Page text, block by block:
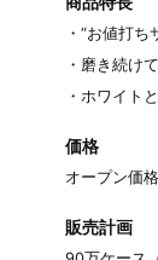
・“お値打
・磨き続け
・ホワイト
価格
オープン価格
販売計画